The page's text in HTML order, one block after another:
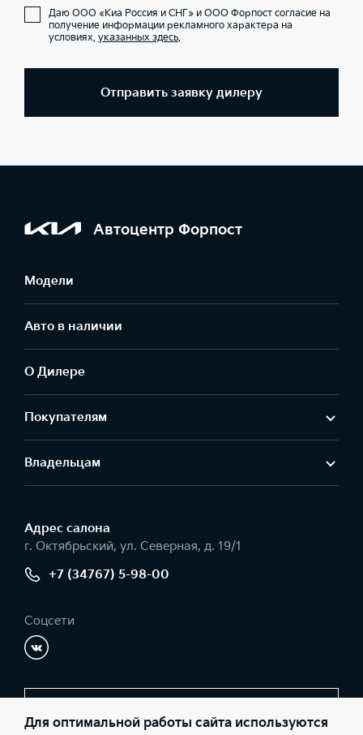
Даю ООО «Киа Россия и СНГ» и ООО Форпост согласие на
получение информации рекламного характера на
условиях, указанных здесь.
Отправить заявку дилеру
Автоцентр Форпост
Модели
Авто в наличии
О Дилере
Покупателям
Владельцам
Адрес салонa
г. Октябрьский, ул. Северная, д. 19/1
+7 (34767) 5-98-00
Соцсети
Для оптимальной работы сайта используются